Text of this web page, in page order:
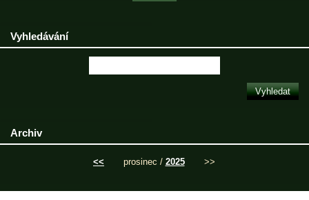
Vyhledávání
Archiv
<< prosinec / 2025 >>